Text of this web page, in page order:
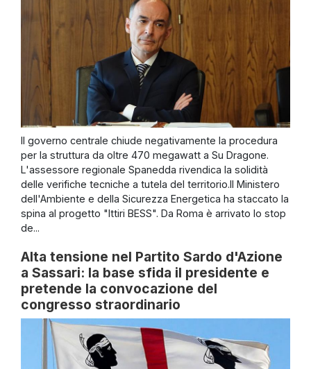
Il governo centrale chiude negativamente la procedura
per la struttura da oltre 470 megawatt a Su Dragone.
L'assessore regionale Spanedda rivendica la solidità
delle verifiche tecniche a tutela del territorio.Il Ministero
dell'Ambiente e della Sicurezza Energetica ha staccato la
spina al progetto "Ittiri BESS". Da Roma è arrivato lo stop
de...
Alta tensione nel Partito Sardo d'Azione
a Sassari: la base sfida il presidente e
pretende la convocazione del
congresso straordinario